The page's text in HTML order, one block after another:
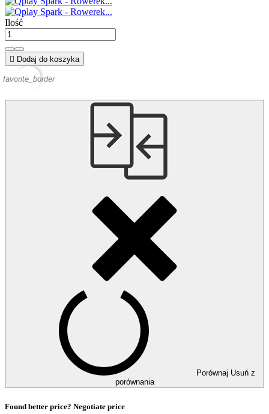
Ilość
 Dodaj do koszyka
favorite_border
Porównaj Usuń z
porównania
Found better price? Negotiate price